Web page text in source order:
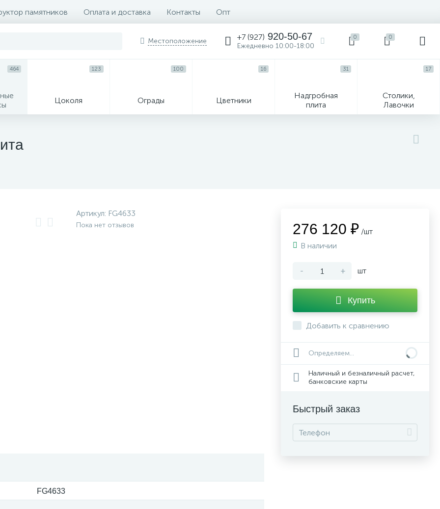
памятников Оплата и доставка Контакты Опт
Местоположение +7 (927) 920-50-67
Ежедневно 10:00-18:00
0 0
464
Цоколя
123
Ограды
100
Цветники
16
Надгробная
плита
31
Столики,
Лавочки
17
Артикул: FG4633
Пока нет отзывов
FG4633
276 120 ₽ /шт
В наличии
- + шт
Купить
Добавить к сравнению
Определяем...
Наличный и безналичный расчет,
банковские карты
Быстрый заказ